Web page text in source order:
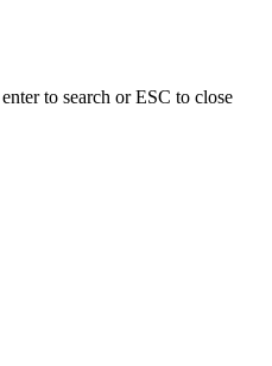
to search or ESC to close